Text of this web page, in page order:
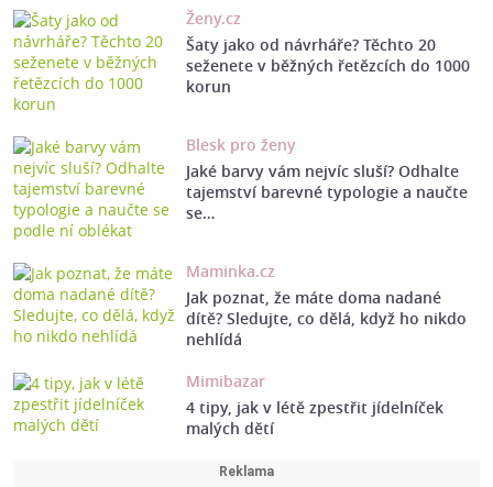
Ženy.cz
Šaty jako od návrháře? Těchto 20
seženete v běžných řetězcích do 1000
korun
Blesk pro ženy
Jaké barvy vám nejvíc sluší? Odhalte
tajemství barevné typologie a naučte
se…
Maminka.cz
Jak poznat, že máte doma nadané
dítě? Sledujte, co dělá, když ho nikdo
nehlídá
Mimibazar
4 tipy, jak v létě zpestřit jídelníček
malých dětí